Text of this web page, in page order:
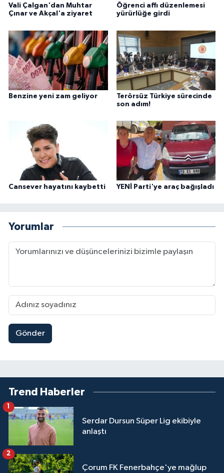
Vali Çalgan'dan Muhtar
Çınar ve Akçal'a ziyaret
Öğrenci affı düzenlemesi
yürürlüğe girdi
Benzine yeni zam geliyor
Terörsüz Türkiye sürecinde
son adım!
Cansever hayatını kaybetti YENİ Parti'ye araç bağışladı
Yorumlar
Gönder
Trend Haberler
Serdar Dursun Süper Lig ekibiyle
anlaştı
Çorum FK Fenerbahçe'ye mağlup
2